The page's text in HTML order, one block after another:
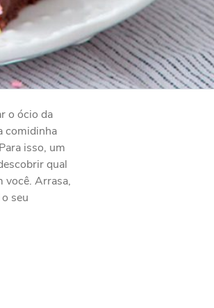
o ócio da
comidinha
isso, um
qual
você. Arrasa,
seu